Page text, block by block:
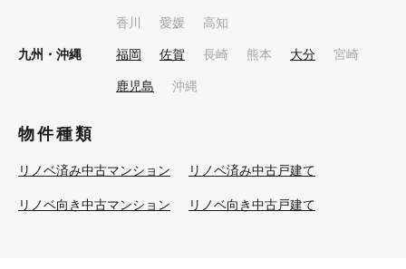
香川 愛媛 高知
九州・沖縄 福岡 佐賀 長崎 熊本 大分 宮崎
鹿児島 沖縄
物件種類
リノベ済み中古マンション リノベ済み中古戸建て
リノベ向き中古マンション リノベ向き中古戸建て